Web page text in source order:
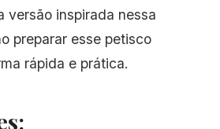
versão inspirada nessa
preparar esse petisco
rápida e prática.